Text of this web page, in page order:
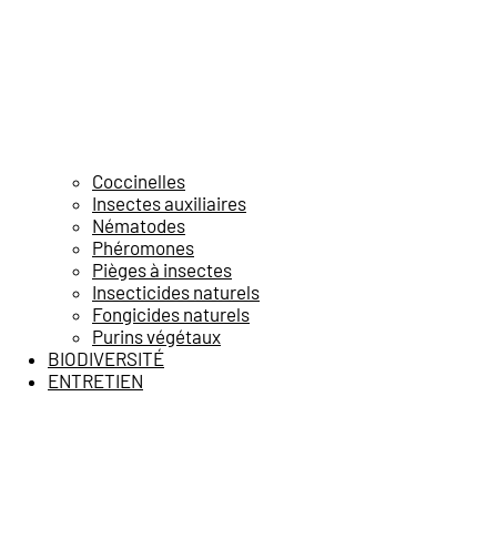
Coccinelles
Insectes auxiliaires
Nématodes
Phéromones
Pièges à insectes
Insecticides naturels
Fongicides naturels
Purins végétaux
BIODIVERSITÉ
ENTRETIEN